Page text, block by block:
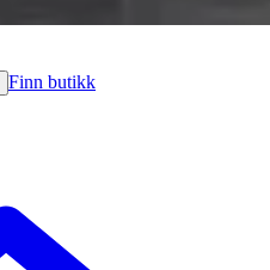
Finn butikk